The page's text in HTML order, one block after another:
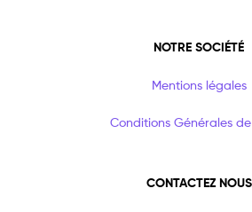
NOTRE SOCIÉTÉ
Mentions légales
Conditions Générales
CONTACTEZ NOUS